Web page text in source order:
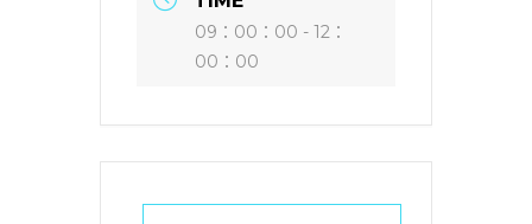
09：00：00 - 12：
00：00